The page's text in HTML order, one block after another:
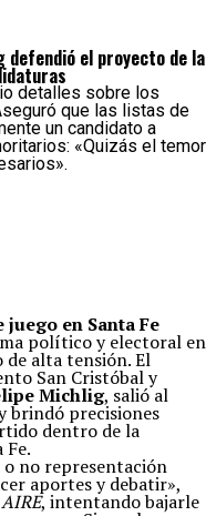
defendió el proyecto de la
detalles sobre los
que las listas de
un candidato a
«Quizás el temor
en Santa Fe
político y electoral en
alta tensión. El
San Cristóbal y
Michlig, salió al
brindó precisiones
dentro de la
Fe.
no representación
aportes y debatir»,
AIRE, intentando bajarle